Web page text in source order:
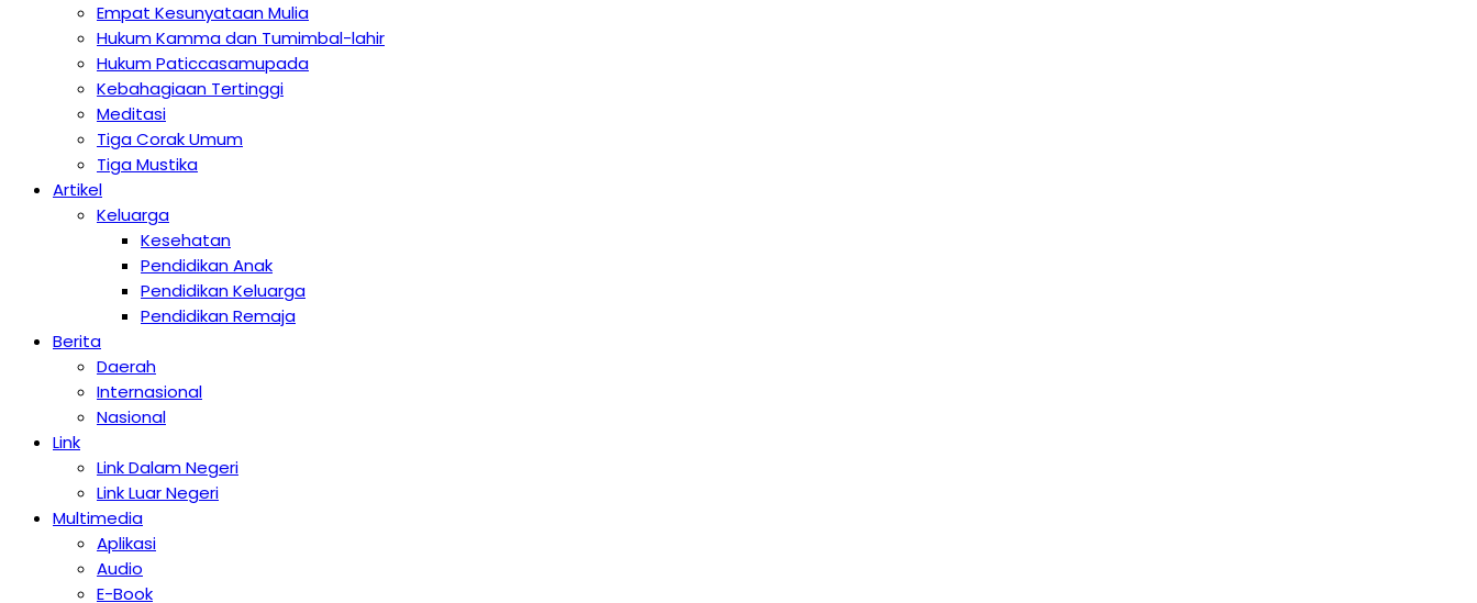
Empat Kesunyataan Mulia
Hukum Kamma dan Tumimbal-lahir
Hukum Paticcasamupada
Kebahagiaan Tertinggi
Meditasi
Tiga Corak Umum
Tiga Mustika
Artikel
Keluarga
Kesehatan
Pendidikan Anak
Pendidikan Keluarga
Pendidikan Remaja
Berita
Daerah
Internasional
Nasional
Link
Link Dalam Negeri
Link Luar Negeri
Multimedia
Aplikasi
Audio
E-Book